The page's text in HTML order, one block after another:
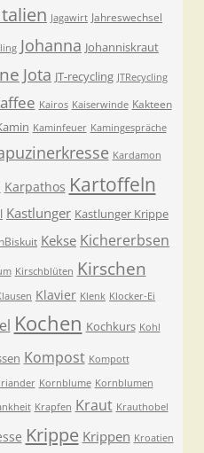
Jagawirt Jahreswechsel
Johanna Johanniskraut
Jota JT-recycling JTRecycling
Kairos Kaiserwinde Kakteen
Kaminfeuer Kamingespräche
Kardamon
Karpathos Kartoffeln
Kastlunger Kastlunger Krippe
Kekse Kichererbsen
Kirschblüten Kirschen
Klavier Klenk Klocker-Ei
Kochen Kochkurs Kohl
Kompost Kompott
Kornblume Kornblumen
Krapfen Kraut Krauthobel
Krippe Krippen Kroatien